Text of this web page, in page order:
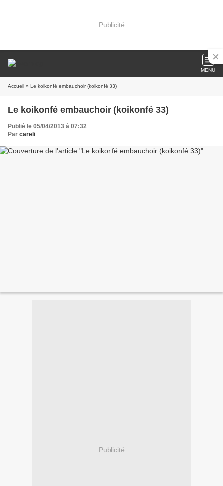
Publicité
MENU
Accueil » Le koikonfé embauchoir (koikonfé 33)
Le koikonfé embauchoir (koikonfé 33)
Publié le 05/04/2013 à 07:32
Par careli
Publicité